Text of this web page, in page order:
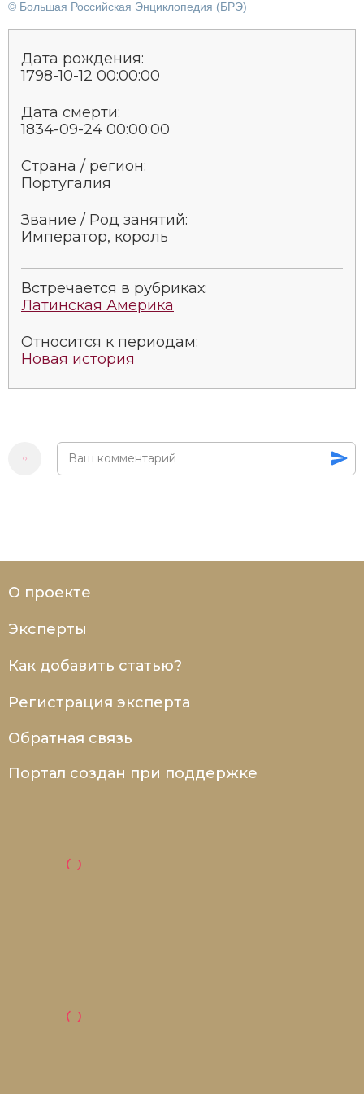
Социально-экономическая история
СССР
Южная Америка
© Большая Российская Энциклопедия (БРЭ)
Дата рождения:
1798-10-12 00:00:00
Дата смерти:
1834-09-24 00:00:00
Страна / регион:
Португалия
Звание / Род занятий:
Император, король
Встречается в рубриках:
Латинская Америка
Относится к периодам:
Новая история
О проекте
Эксперты
Как добавить статью?
Регистрация эксперта
Обратная связь
Портал создан при поддержке